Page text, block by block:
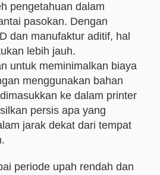
pengetahuan dalam
pasokan. Dengan
dan manufaktur aditif, hal
lebih jauh.
untuk meminimalkan biaya
menggunakan bahan
ke dalam printer
persis apa yang
jarak dekat dari tempat
periode upah rendah dan